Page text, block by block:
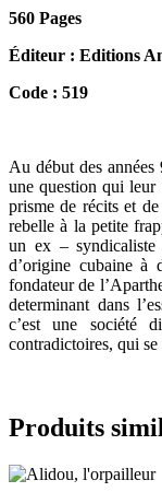
560 Pages
Éditeur : Editions
Code : 519
Au début des
une question qui
prisme de récits et
rebelle à la petite
un ex – syndicaliste
d’origine cubaine à
fondateur de
determinant dans
c’est une société
contradictoires, qui
Produits